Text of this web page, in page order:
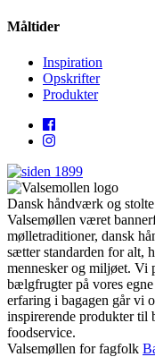
Måltider
Inspiration
Opskrifter
Produkter
Dansk håndværk og
Valsemøllen været
mølletraditioner, dansk
sætter standarden for alt,
mennesker og miljøet. Vi
bælgfrugter på vores
erfaring i bagagen går vi
inspirerende produkter til
foodservice.
Valsemøllen for fagfolk